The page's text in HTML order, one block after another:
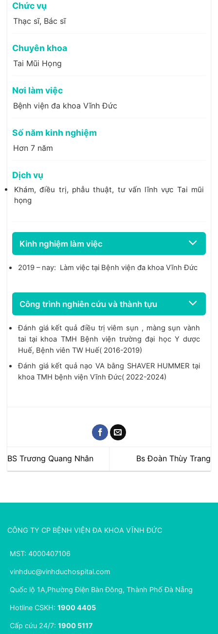
Chức vụ
Thạc sĩ, Bác sĩ
Chuyên khoa
Tai Mũi Họng
Nơi làm việc
Bệnh viện đa khoa Vĩnh Đức
Số năm kinh nghiệm
Hơn 7 năm
Dịch vụ
Khám, điều trị, phẫu thuật, tư vấn lĩnh vực Tai mũi
họng
Kinh nghiệm làm việc
2019 – nay: Làm việc tại Bệnh viện đa khoa Vĩnh Đức
Công trình nghiên cứu và thành tựu
Đánh giá kết quả điều trị viêm sụn , màng sụn vành
tai tại khoa TMH Bệnh viện trường đại học Y dược
Huế, Bệnh viên TW Huế( 2016-2019)
Đánh giá kết quả nạo VA bằng SHAVER HUMMER tại
khoa TMH bệnh viện Vĩnh Đức( 2022-2024)
BS Trương Quang Nhân Bs Đoàn Thùy Trang
CÔNG TY CP BỆNH VIỆN ĐA KHOA VĨNH ĐỨC
MST: 4000407106
vinhduc@vinhduchospital.com
Quốc lộ 1A,Phường Điện Bàn Đông, Thành Phố Đà Nẵng
Hotline CSKH: 1900 4405
Cấp cứu 24/7: 1900 5117